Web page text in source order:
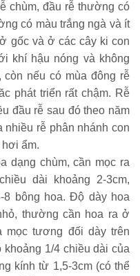
chùm, đầu rễ thường có
có màu trắng ngà và ít
gốc và ở các cây ki con
khí hậu nóng và không
còn nếu có mùa đông rễ
phát triển rất chậm. Rễ
đầu rễ sau đó theo năm
nhiều rễ phân nhánh con
hơi ẩm.
dạng chùm, cần mọc ra
dài khoảng 2-3cm,
bông hoa. Độ dày hoa
thường cần hoa ra ở
mọc tương đối dày trên
1/4 chiều dài của
kính từ 1,5-3cm (có thể